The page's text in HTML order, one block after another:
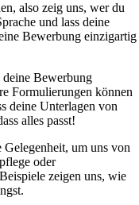
also zeig uns, wer du
und lass deine
Bewerbung einzigartig
deine Bewerbung
Formulierungen können
deine Unterlagen von
alles passt!
Gelegenheit, um uns von
oder
zeigen uns, wie